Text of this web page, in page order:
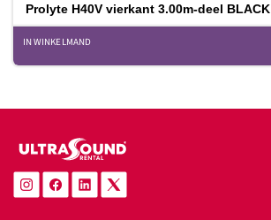
Prolyte H40V vierkant 3.00m-deel BLACK
IN WINKELMAND